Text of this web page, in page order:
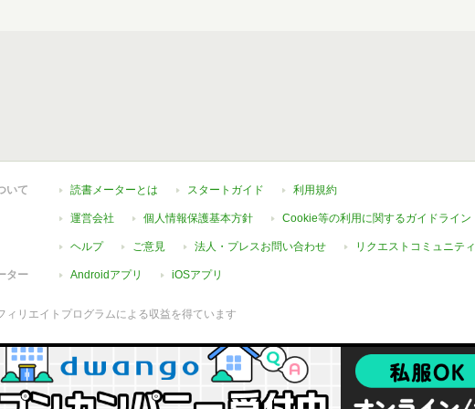
いて 読書メーターとは スタートガイド 利用規約
運営会社 個人情報保護基本方針 Cookie等の利用に関するガイドライン
ヘルプ ご意見 法人・プレスお問い合わせ リクエストコミュニティ
ター Androidアプリ iOSアプリ
ィリエイトプログラムによる収益を得ています